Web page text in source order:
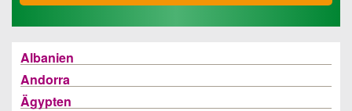
Albanien
Andorra
Ägypten